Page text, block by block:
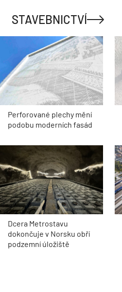
STAVEBNICTVÍ
Perforované plechy mění
podobu moderních fasád
Dcera Metrostavu
dokončuje v Norsku obří
podzemní úložiště